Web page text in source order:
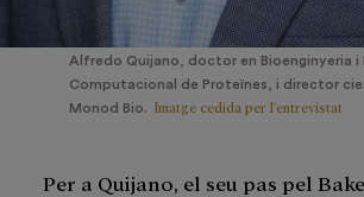
Alfredo Quijano, doctor en Bioenginyeria i
Computacional de Proteïnes, i director
Monod Bio. Imatge cedida per l'entrevistat
Per a Quijano, el seu pas pel